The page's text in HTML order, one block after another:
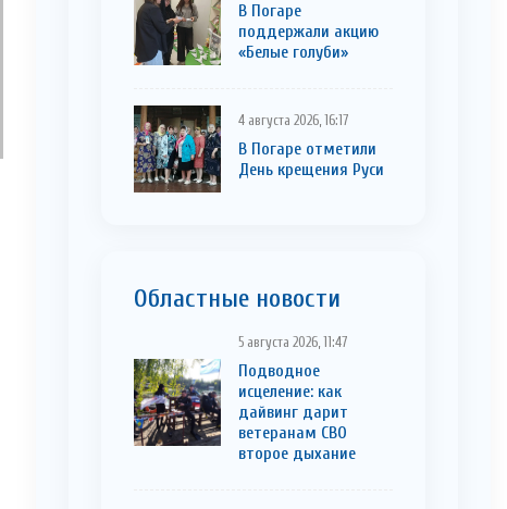
В Погаре
поддержали акцию
«Белые голуби»
4 августа 2026, 16:17
В Погаре отметили
День крещения Руси
Областные новости
5 августа 2026, 11:47
Подводное
исцеление: как
дайвинг дарит
ветеранам СВО
второе дыхание